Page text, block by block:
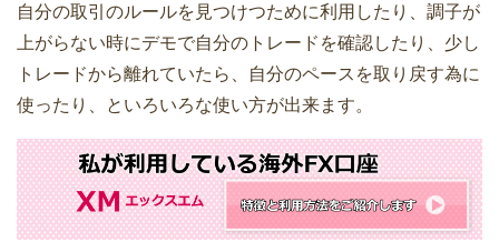
自分の取引のルールを見つけつために利用したり、調子が
上がらない時にデモで自分のトレードを確認したり、少し
トレードから離れていたら、自分のペースを取り戻す為に
使ったり、といろいろな使い方が出来ます。